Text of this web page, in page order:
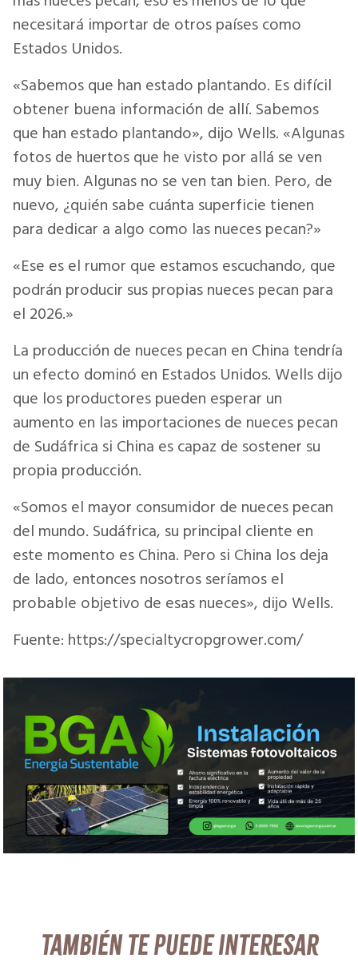
necesitará importar de otros países como
Estados Unidos.
«Sabemos que han estado plantando. Es difícil
obtener buena información de allí. Sabemos
que han estado plantando», dijo Wells. «Algunas
fotos de huertos que he visto por allá se ven
muy bien. Algunas no se ven tan bien. Pero, de
nuevo, ¿quién sabe cuánta superficie tienen
para dedicar a algo como las nueces pecan?»
«Ese es el rumor que estamos escuchando, que
podrán producir sus propias nueces pecan para
el 2026.»
La producción de nueces pecan en China tendría
un efecto dominó en Estados Unidos. Wells dijo
que los productores pueden esperar un
aumento en las importaciones de nueces pecan
de Sudáfrica si China es capaz de sostener su
propia producción.
«Somos el mayor consumidor de nueces pecan
del mundo. Sudáfrica, su principal cliente en
este momento es China. Pero si China los deja
de lado, entonces nosotros seríamos el
probable objetivo de esas nueces», dijo Wells.
Fuente: https://specialtycropgrower.com/
También te puede interesar